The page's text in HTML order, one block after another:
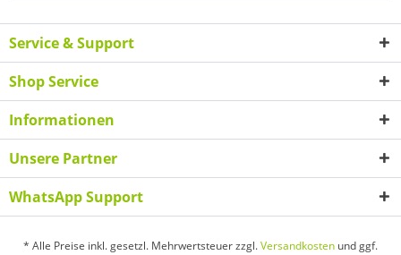
Service & Support
Shop Service
Informationen
Unsere Partner
WhatsApp Support
* Alle Preise inkl. gesetzl. Mehrwertsteuer zzgl.Versandkosten und ggf.